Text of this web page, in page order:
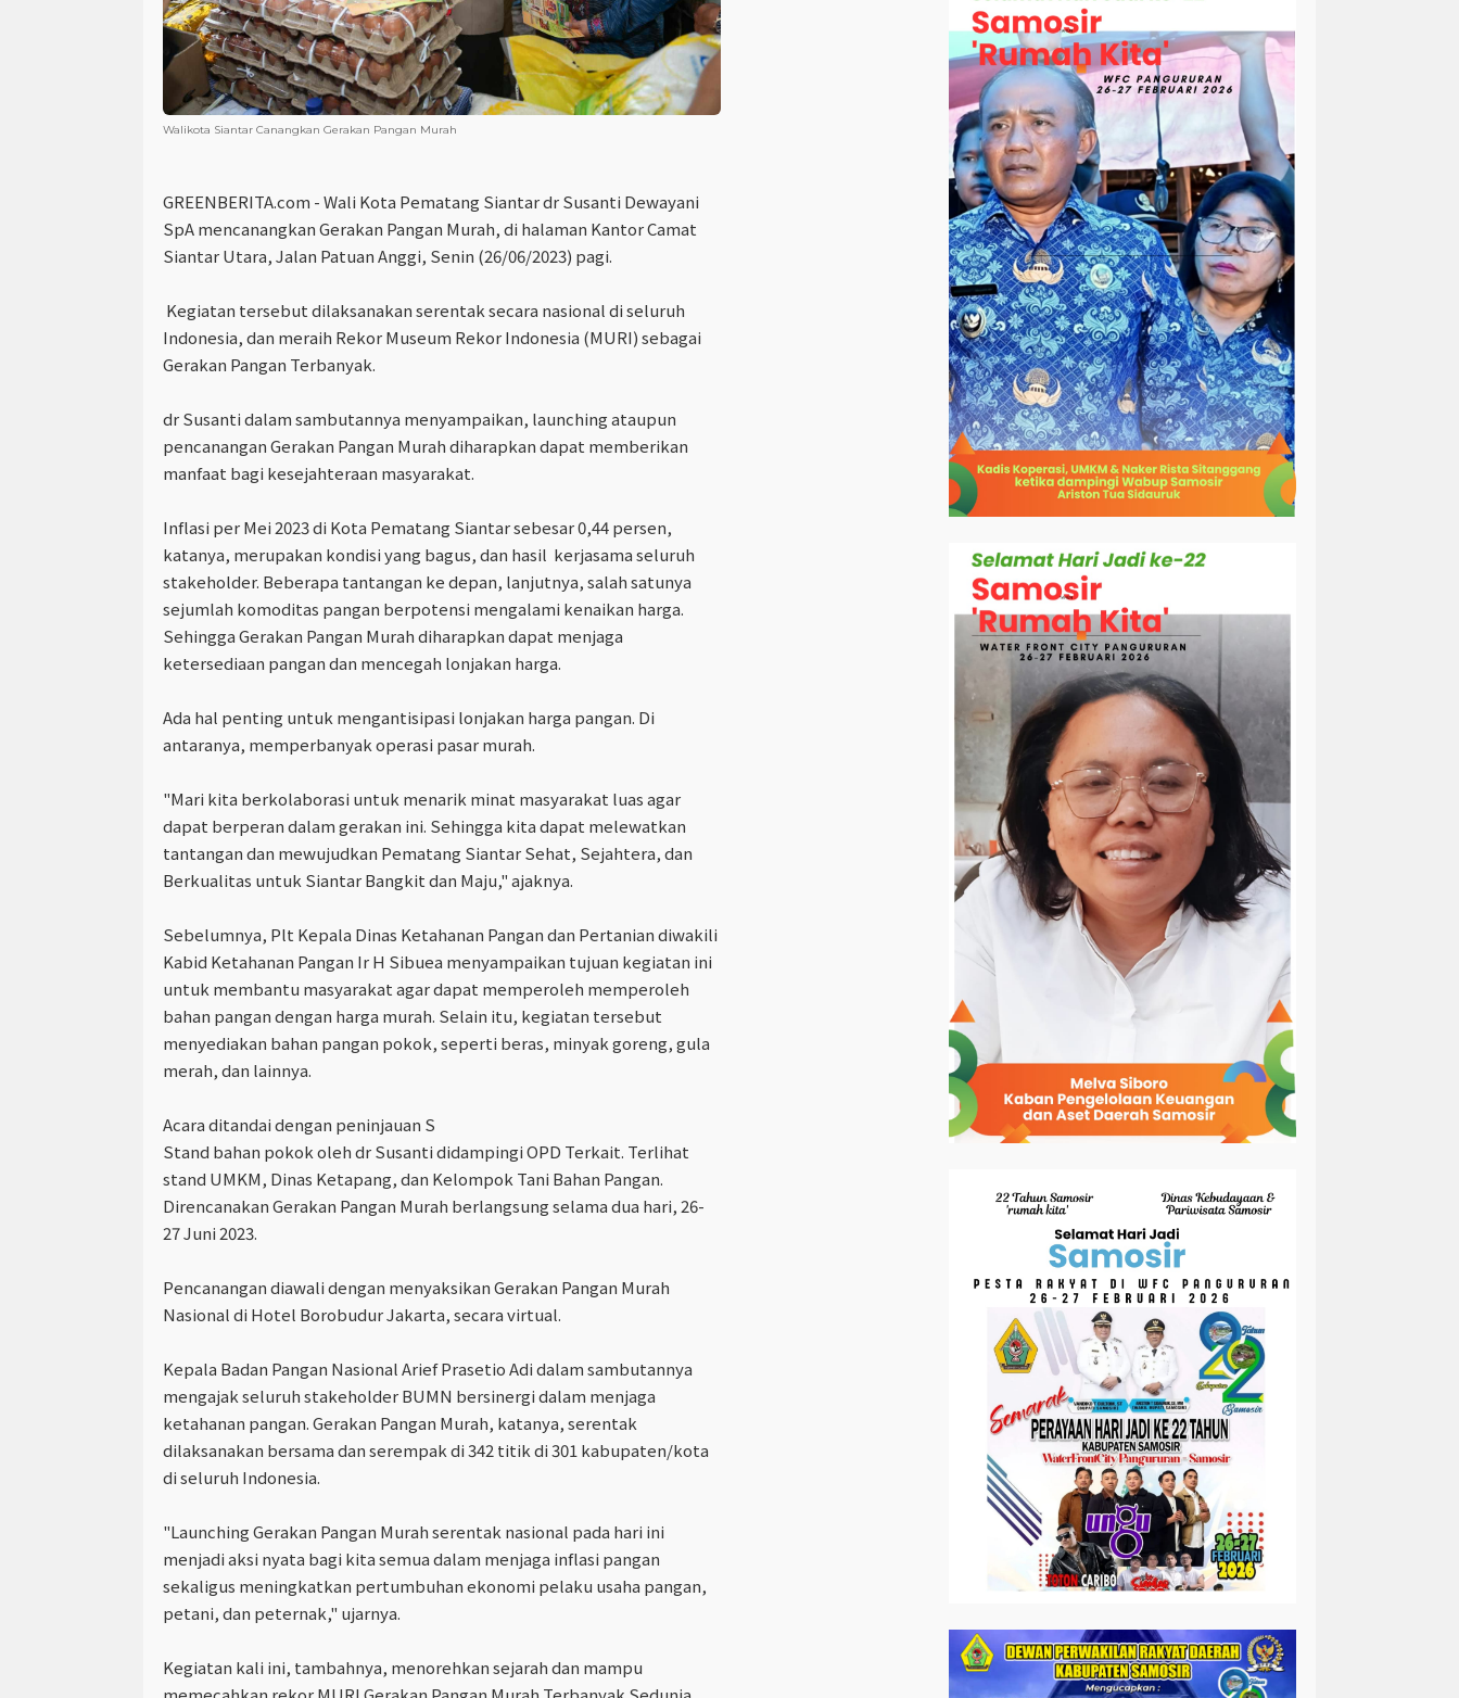
Walikota Siantar Canangkan Gerakan Pangan Murah
GREENBERITA.com - Wali Kota Pematang Siantar dr Susanti Dewayani
SpA mencanangkan Gerakan Pangan Murah, di halaman Kantor Camat
Siantar Utara, Jalan Patuan Anggi, Senin (26/06/2023) pagi.
Kegiatan tersebut dilaksanakan serentak secara nasional di seluruh
Indonesia, dan meraih Rekor Museum Rekor Indonesia (MURI) sebagai
Gerakan Pangan Terbanyak.
dr Susanti dalam sambutannya menyampaikan, launching ataupun
pencanangan Gerakan Pangan Murah diharapkan dapat memberikan
manfaat bagi kesejahteraan masyarakat.
Inflasi per Mei 2023 di Kota Pematang Siantar sebesar 0,44 persen,
katanya, merupakan kondisi yang bagus, dan hasil kerjasama seluruh
stakeholder. Beberapa tantangan ke depan, lanjutnya, salah satunya
sejumlah komoditas pangan berpotensi mengalami kenaikan harga.
Sehingga Gerakan Pangan Murah diharapkan dapat menjaga
ketersediaan pangan dan mencegah lonjakan harga.
Ada hal penting untuk mengantisipasi lonjakan harga pangan. Di
antaranya, memperbanyak operasi pasar murah.
"Mari kita berkolaborasi untuk menarik minat masyarakat luas agar
dapat berperan dalam gerakan ini. Sehingga kita dapat melewatkan
tantangan dan mewujudkan Pematang Siantar Sehat, Sejahtera, dan
Berkualitas untuk Siantar Bangkit dan Maju," ajaknya.
Sebelumnya, Plt Kepala Dinas Ketahanan Pangan dan Pertanian diwakili
Kabid Ketahanan Pangan Ir H Sibuea menyampaikan tujuan kegiatan ini
untuk membantu masyarakat agar dapat memperoleh memperoleh
bahan pangan dengan harga murah. Selain itu, kegiatan tersebut
menyediakan bahan pangan pokok, seperti beras, minyak goreng, gula
merah, dan lainnya.
Acara ditandai dengan peninjauan S
Stand bahan pokok oleh dr Susanti didampingi OPD Terkait. Terlihat
stand UMKM, Dinas Ketapang, dan Kelompok Tani Bahan Pangan.
Direncanakan Gerakan Pangan Murah berlangsung selama dua hari, 26-
27 Juni 2023.
Pencanangan diawali dengan menyaksikan Gerakan Pangan Murah
Nasional di Hotel Borobudur Jakarta, secara virtual.
Kepala Badan Pangan Nasional Arief Prasetio Adi dalam sambutannya
mengajak seluruh stakeholder BUMN bersinergi dalam menjaga
ketahanan pangan. Gerakan Pangan Murah, katanya, serentak
dilaksanakan bersama dan serempak di 342 titik di 301 kabupaten/kota
di seluruh Indonesia.
"Launching Gerakan Pangan Murah serentak nasional pada hari ini
menjadi aksi nyata bagi kita semua dalam menjaga inflasi pangan
sekaligus meningkatkan pertumbuhan ekonomi pelaku usaha pangan,
petani, dan peternak," ujarnya.
Kegiatan kali ini, tambahnya, menorehkan sejarah dan mampu